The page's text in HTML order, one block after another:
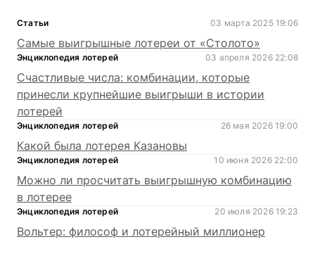
Статьи 03 марта 2025 19:06
Самые выигрышные лотереи от «Столото»
Энциклопедия лотерей 03 апреля 2026 22:08
Счастливые числа: комбинации, которые
принесли крупнейшие выигрыши в истории
лотерей
Энциклопедия лотерей 26 мая 2026 19:00
Какой была лотерея Казановы
Энциклопедия лотерей 10 июня 2026 22:00
Можно ли просчитать выигрышную комбинацию
в лотерее
Энциклопедия лотерей 20 июля 2026 19:23
Вольтер: философ и лотерейный миллионер